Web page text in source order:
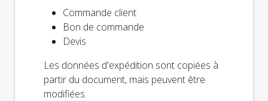
Commande client
Bon de commande
Devis
Les données d'expédition sont copiées à
partir du document, mais peuvent être
modifiées.